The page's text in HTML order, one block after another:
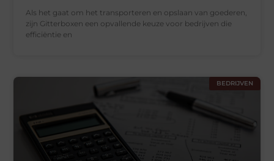
Als het gaat om het transporteren en opslaan van goederen,
zijn Gitterboxen een opvallende keuze voor bedrijven die
efficiëntie en
BEDRIJVEN